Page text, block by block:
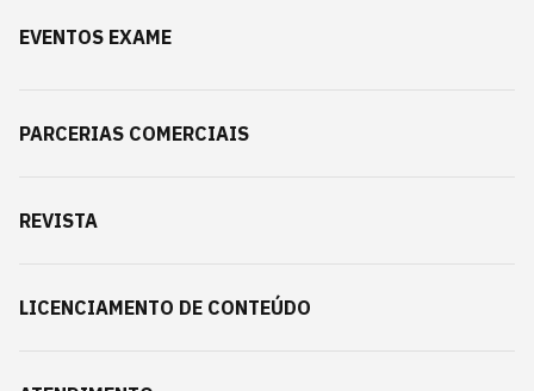
EVENTOS EXAME
PARCERIAS COMERCIAIS
REVISTA
LICENCIAMENTO DE CONTEÚDO